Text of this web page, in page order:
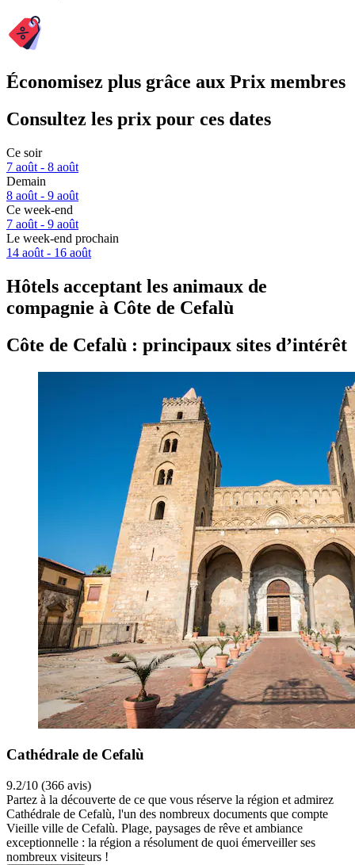
Économisez plus grâce aux Prix membres
Consultez les prix pour ces dates
Ce soir
7 août - 8 août
Demain
8 août - 9 août
Ce week-end
7 août - 9 août
Le week-end prochain
14 août - 16 août
Hôtels acceptant les animaux de
compagnie à Côte de Cefalù
Côte de Cefalù : principaux sites d’intérêt
Cathédrale de Cefalù
9.2/10 (366 avis)
Partez à la découverte de ce que vous réserve la région et admirez
Cathédrale de Cefalù, l'un des nombreux documents que compte
Vieille ville de Cefalù. Plage, paysages de rêve et ambiance
exceptionnelle : la région a résolument de quoi émerveiller ses
nombreux visiteurs !